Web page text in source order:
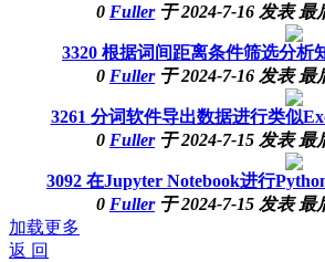
0 Fuller 于2024-7-16 发表 最
3320 根据词间距离条件筛选分析
0 Fuller 于2024-7-16 发表 最
3261 分词软件导出数据进行类似
0 Fuller 于2024-7-15 发表 最
3092 在Jupyter Notebook进行
0 Fuller 于2024-7-15 发表 最
加载更多
返 回